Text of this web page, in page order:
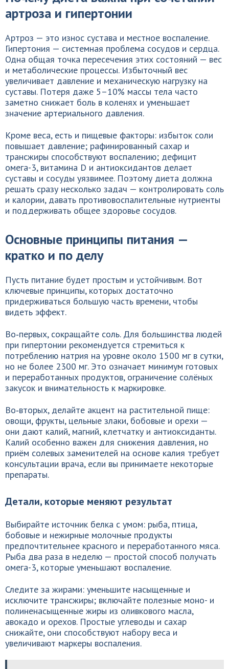
артроза и гипертонии
Артроз — это износ сустава и местное воспаление.
Гипертония — системная проблема сосудов и сердца.
Одна общая точка пересечения этих состояний — вес
и метаболические процессы. Избыточный вес
увеличивает давление и механическую нагрузку на
суставы. Потеря даже 5–10% массы тела часто
заметно снижает боль в коленях и уменьшает
значение артериального давления.
Кроме веса, есть и пищевые факторы: избыток соли
повышает давление; рафинированный сахар и
трансжиры способствуют воспалению; дефицит
омега-3, витамина D и антиоксидантов делает
суставы и сосуды уязвимее. Поэтому диета должна
решать сразу несколько задач — контролировать соль
и калории, давать противовоспалительные нутриенты
и поддерживать общее здоровье сосудов.
Основные принципы питания —
кратко и по делу
Пусть питание будет простым и устойчивым. Вот
ключевые принципы, которых достаточно
придерживаться большую часть времени, чтобы
видеть эффект.
Во‑первых, сокращайте соль. Для большинства людей
при гипертонии рекомендуется стремиться к
потреблению натрия на уровне около 1500 мг в сутки,
но не более 2300 мг. Это означает минимум готовых
и переработанных продуктов, ограничение солёных
закусок и внимательность к маркировке.
Во‑вторых, делайте акцент на растительной пище:
овощи, фрукты, цельные злаки, бобовые и орехи —
они дают калий, магний, клетчатку и антиоксиданты.
Калий особенно важен для снижения давления, но
приём солевых заменителей на основе калия требует
консультации врача, если вы принимаете некоторые
препараты.
Детали, которые меняют результат
Выбирайте источник белка с умом: рыба, птица,
бобовые и нежирные молочные продукты
предпочтительнее красного и переработанного мяса.
Рыба два раза в неделю — простой способ получать
омега-3, которые уменьшают воспаление.
Следите за жирами: уменьшите насыщенные и
исключите трансжиры; включайте полезные моно- и
полиненасыщенные жиры из оливкового масла,
авокадо и орехов. Простые углеводы и сахар
снижайте, они способствуют набору веса и
увеличивают маркеры воспаления.